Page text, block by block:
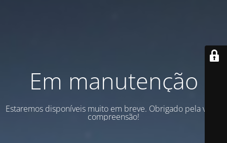
Em manutenção
Estaremos disponíveis muito em breve. Obrigado pela vossa
compreensão!